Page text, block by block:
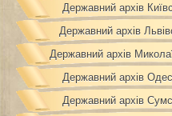
Державний архів
Державний архів
Державний архів
Державний архів
Державний архів